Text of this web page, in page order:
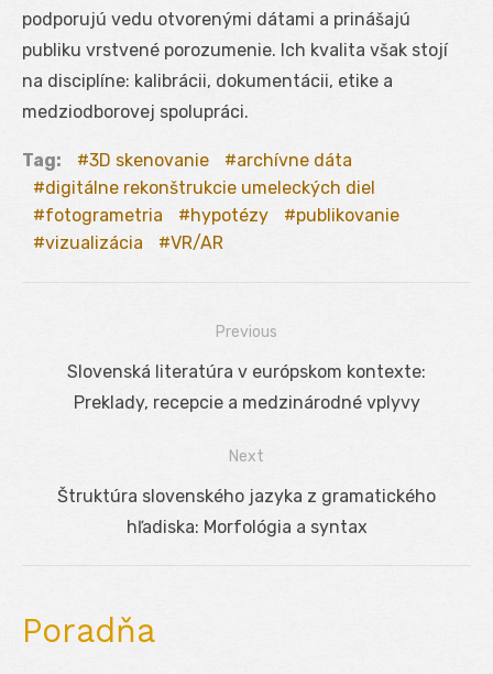
podporujú vedu otvorenými dátami a prinášajú
publiku vrstvené porozumenie. Ich kvalita však stojí
na disciplíne: kalibrácii, dokumentácii, etike a
medziodborovej spolupráci.
Tag: 3D skenovanie
archívne dáta
digitálne rekonštrukcie umeleckých diel
fotogrametria
hypotézy
publikovanie
vizualizácia
VR/AR
Navigácia
Previous
Previous
Slovenská literatúra v európskom kontexte:
Preklady, recepcie a medzinárodné vplyvy
Next
NextŠtruktúra slovenského jazyka z gramatického
hľadiska: Morfológia a syntax
Poradňa